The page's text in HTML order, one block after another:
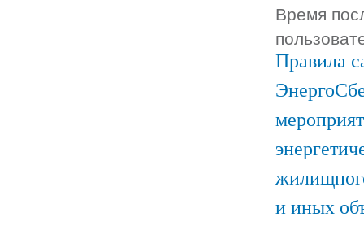
Время
Правила
и иных